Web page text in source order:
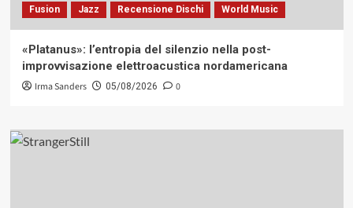
Fusion
Jazz Recensione Dischi World Music
«Platanus»: l’entropia del silenzio nella post-
improvvisazione elettroacustica nordamericana
Irma Sanders 05/08/2026 0